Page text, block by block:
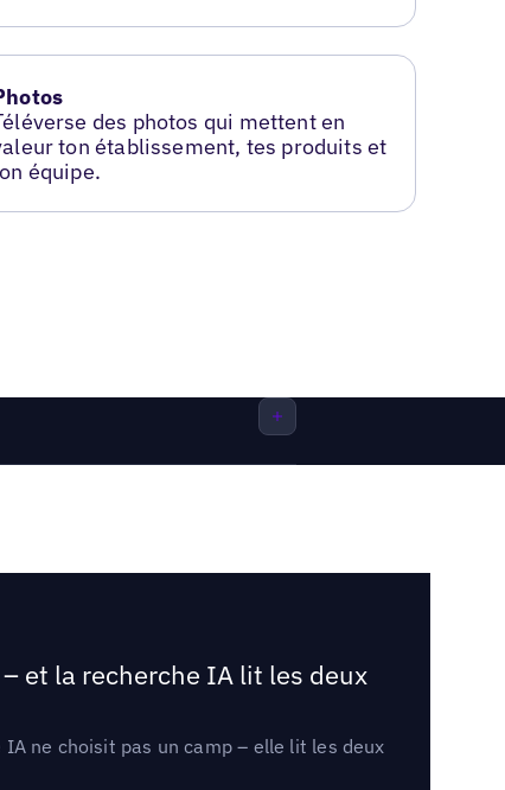
des photos qui mettent en
ton établissement, tes produits et
équipe.
et la recherche IA lit les deux
ne choisit pas un camp – elle lit les deux